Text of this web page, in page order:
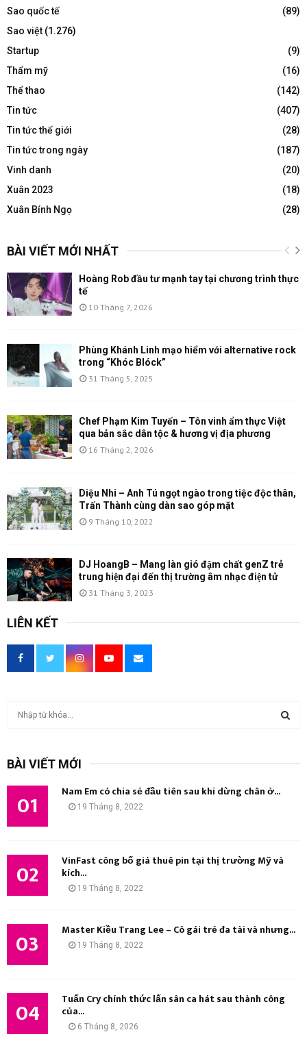
Sao quốc tế
(89)
Sao việt (1.276)
Startup
(9)
Thẩm mỹ
(16)
Thể thao
(142)
Tin tức
(407)
Tin tức thế giới
(28)
Tin tức trong ngày
(187)
Vinh danh
(20)
Xuân 2023
(18)
Xuân Bính Ngọ
(28)
BÀI VIẾT MỚI NHẤT
Hoàng Rob đầu tư mạnh tay tại chương trình thực
tế
10 Tháng 7, 2026
Phùng Khánh Linh mạo hiểm với alternative rock
trong “Khóc Blóck”
31 Tháng 5, 2025
Chef Phạm Kim Tuyến – Tôn vinh ẩm thực Việt
qua bản sắc dân tộc & hương vị địa phương
16 Tháng 2, 2026
Diệu Nhi – Anh Tú ngọt ngào trong tiệc độc thân,
Trấn Thành cùng dàn sao góp mặt
9 Tháng 10, 2022
DJ HoangB – Mang làn gió đậm chất genZ trẻ
trung hiện đại đến thị trường âm nhạc điện tử
31 Tháng 3, 2023
LIÊN KẾT
BÀI VIẾT MỚI
01 Nam Em có chia sẻ đầu tiên sau khi dừng chân ở...
19 Tháng 8, 2022
02 VinFast công bố giá thuê pin tại thị trường Mỹ và
kích...
19 Tháng 8, 2022
03 Master Kiều Trang Lee – Cô gái trẻ đa tài và nhưng...
19 Tháng 8, 2022
04 Tuấn Cry chính thức lấn sân ca hát sau thành công
của...
6 Tháng 8, 2026